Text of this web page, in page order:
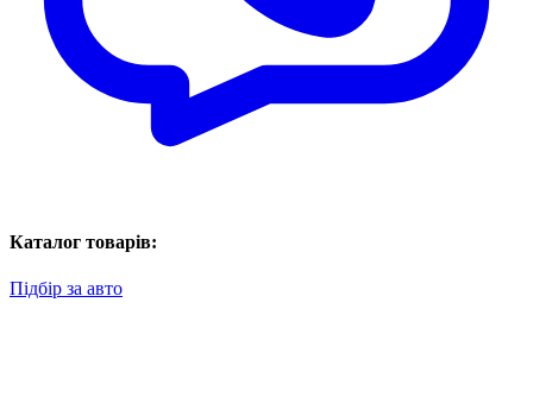
Каталог товарів:
Підбір за авто